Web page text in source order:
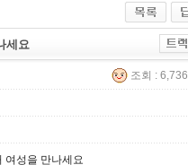
세요
조회 : 6,736
여성을 만나세요